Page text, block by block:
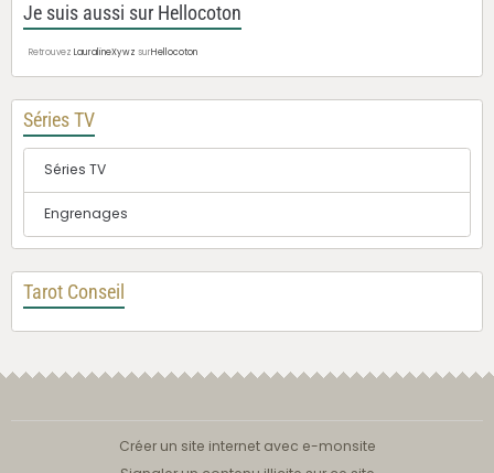
Je suis aussi sur Hellocoton
Retrouvez LauralineXywz surHellocoton
Séries TV
Séries TV
Engrenages
Tarot Conseil
Créer un site internet avec e-monsite